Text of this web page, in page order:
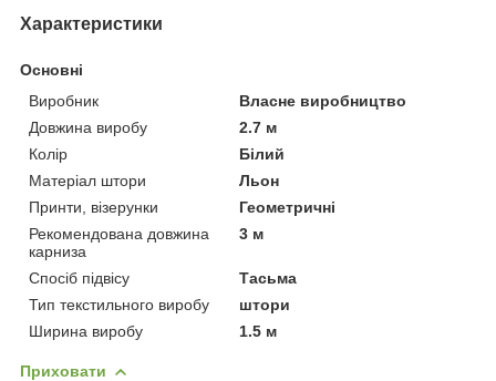
Характеристики
Основні
Виробник
Власне виробництво
Довжина виробу
2.7 м
Колір
Білий
Матеріал штори
Льон
Принти, візерунки
Геометричні
Рекомендована довжина
карниза
3 м
Спосіб підвісу
Тасьма
Тип текстильного виробу
штори
Ширина виробу
1.5 м
Приховати